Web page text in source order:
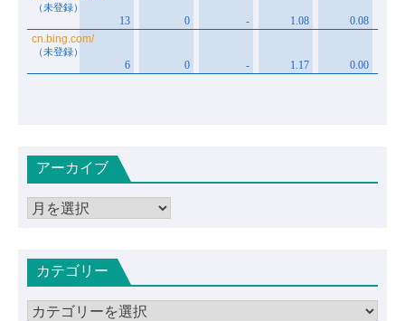
アーカイブ
ア
イカテゴリー
カ